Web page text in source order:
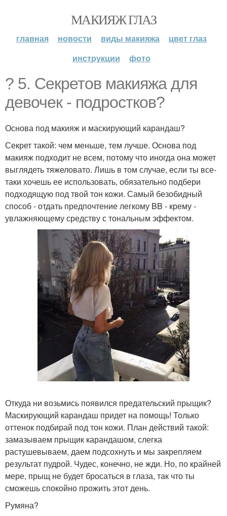
МАКИЯЖ ГЛАЗ
главная новости виды макияжа
цвет глаз
инструкции
фото
? 5. Секретов макияжа для
девочек - подростков?
Основа под макияж и маскирующий карандаш?
Секрет такой: чем меньше, тем лучше. Основа под
макияж подходит не всем, потому что иногда она может
выглядеть тяжеловато. Лишь в том случае, если ты все-
таки хочешь ее использовать, обязательно подбери
подходящую под твой тон кожи. Самый безобидный
способ - отдать предпочтение легкому BB - крему -
увлажняющему средству с тональным эффектом.
Откуда ни возьмись появился предательский прыщик?
Маскирующий карандаш придет на помощь! Только
оттенок подбирай под тон кожи. План действий такой:
замазываем прыщик карандашом, слегка
растушевываем, даем подсохнуть и мы закрепляем
результат пудрой. Чудес, конечно, не жди. Но, по крайней
мере, прыщ не будет бросаться в глаза, так что ты
сможешь спокойно прожить этот день.
Румяна?